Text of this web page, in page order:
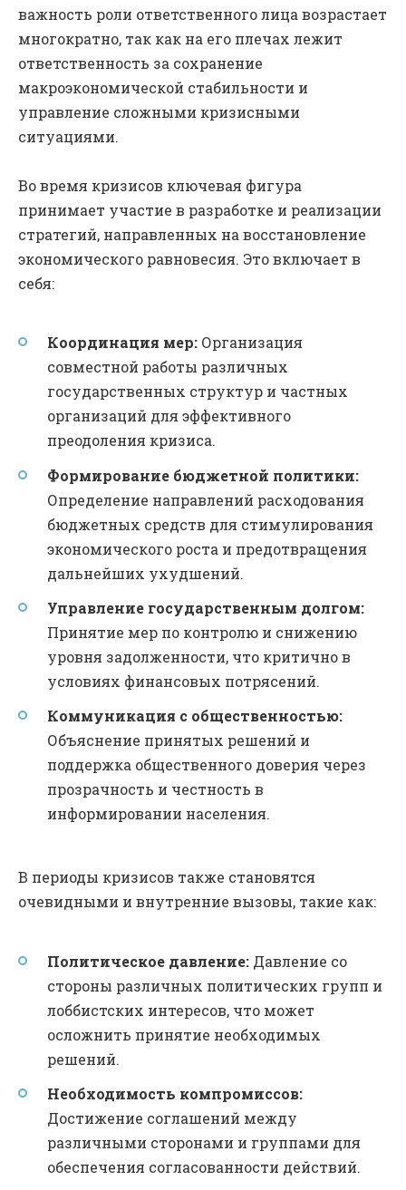
важность роли ответственного лица возрастает
многократно, так как на его плечах лежит
ответственность за сохранение
макроэкономической стабильности и
управление сложными кризисными
ситуациями.
Во время кризисов ключевая фигура
принимает участие в разработке и реализации
стратегий, направленных на восстановление
экономического равновесия. Это включает в
себя:
Координация мер: Организация
совместной работы различных
государственных структур и частных
организаций для эффективного
преодоления кризиса.
Формирование бюджетной политики:
Определение направлений расходования
бюджетных средств для стимулирования
экономического роста и предотвращения
дальнейших ухудшений.
Управление государственным долгом:
Принятие мер по контролю и снижению
уровня задолженности, что критично в
условиях финансовых потрясений.
Коммуникация с общественностью:
Объяснение принятых решений и
поддержка общественного доверия через
прозрачность и честность в
информировании населения.
В периоды кризисов также становятся
очевидными и внутренние вызовы, такие как:
Политическое давление: Давление со
стороны различных политических групп и
лоббистских интересов, что может
осложнить принятие необходимых
решений.
Необходимость компромиссов:
Достижение соглашений между
различными сторонами и группами для
обеспечения согласованности действий.